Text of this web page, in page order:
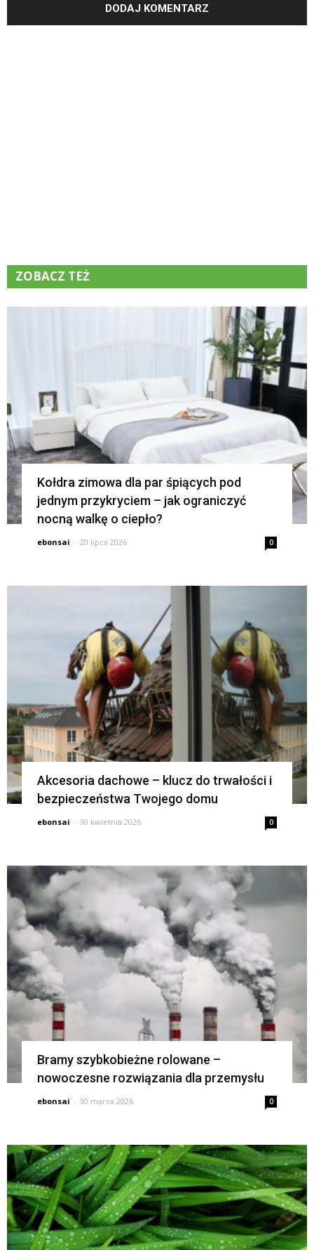
ZOBACZ TEŻ
Kołdra zimowa dla par śpiących pod
jednym przykryciem – jak ograniczyć
nocną walkę o ciepło?
ebonsai - 20 lipca 2026 0
Akcesoria dachowe – klucz do trwałości i
bezpieczeństwa Twojego domu
ebonsai - 30 kwietnia 2026 0
Bramy szybkobieżne rolowane –
nowoczesne rozwiązania dla przemysłu
ebonsai - 30 marca 2026 0